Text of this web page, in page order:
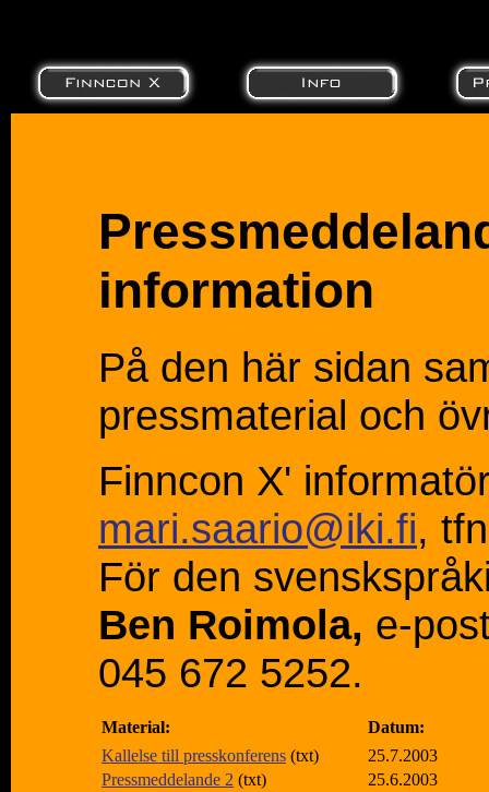
information
På den här sidan
pressmaterial och
Finncon X'
mari.saario@iki.fi,
För den
Ben Roimola, e-
045 672 5252.
Material:
Datum:
Kallelse till presskonferens (txt)
25.7.2003
Pressmeddelande 2 (txt)
25.6.2003